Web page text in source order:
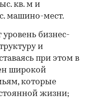
кв. м и
машино-мест.
уровень бизнес-
и
при этом в
широкой
которые
жизни;